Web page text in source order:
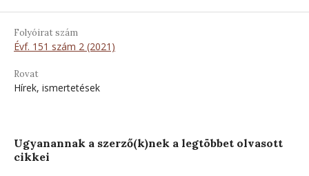
Folyóirat szám
Évf. 151 szám 2 (2021)
Rovat
Hírek, ismertetések
Ugyanannak a szerző(k)nek a legtöbbet olvasott
cikkei